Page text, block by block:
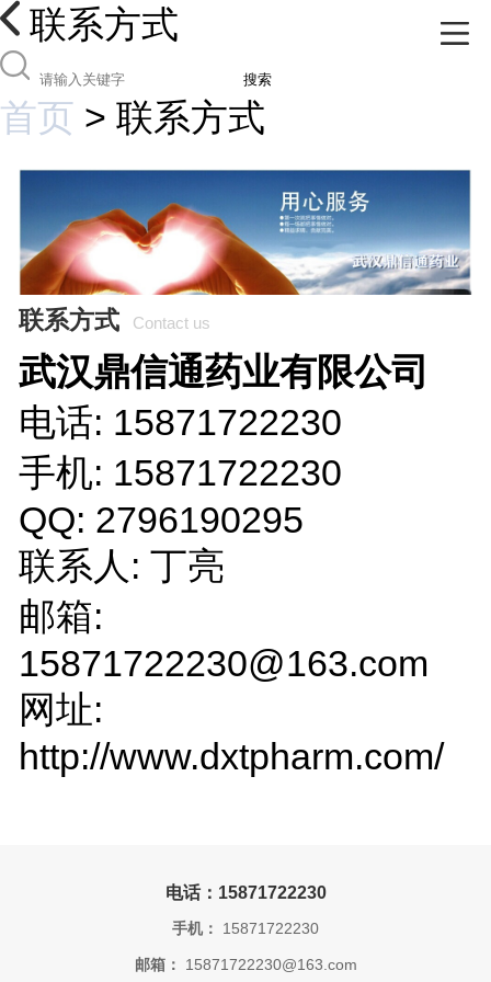
联系方式
搜索
首页 > 联系方式
联系方式 Contact us
武汉鼎信通药业有限公司
电话: 15871722230
手机: 15871722230
QQ: 2796190295
联系人: 丁亮
邮箱:
15871722230@163.com
网址:
http://www.dxtpharm.com/
电话：15871722230
手机： 15871722230
邮箱： 15871722230@163.com